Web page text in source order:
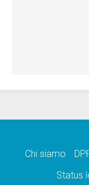
Chi siamo
Status